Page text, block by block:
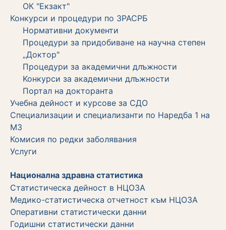
ОК "Екзакт"
Конкурси и процедури по ЗРАСРБ
Нормативни документи
Процедури за придобиване на научна степен
„Доктор"
Процедури за академични длъжности
Koнкурси за академични длъжности
Портал на докторанта
Учебна дейност и курсове за СДО
Специализации и специализанти по Наредба 1 на
МЗ
Комисия по редки заболявания
Услуги
Национална здравна статистика
Статистическа дейност в НЦОЗА
Медико-статистическа отчетност към НЦОЗА
Оперативни статистически данни
Годишни статистически данни